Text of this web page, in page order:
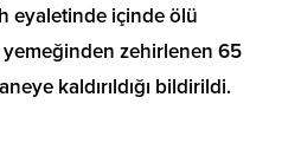
eyaletinde içinde ölü
zehirlenen 65
kaldırıldığı bildirildi.